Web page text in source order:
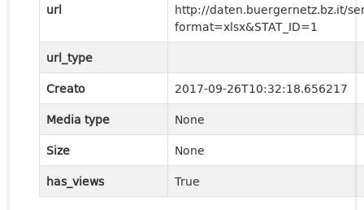
url
http://daten.buergernetz.bz.it/
format=xlsx&STAT_ID=1
url_type
Creato
2017-09-26T10:32:18.656217
Media type
None
Size
None
has_views
True